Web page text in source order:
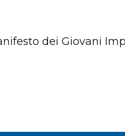
dei Giovani